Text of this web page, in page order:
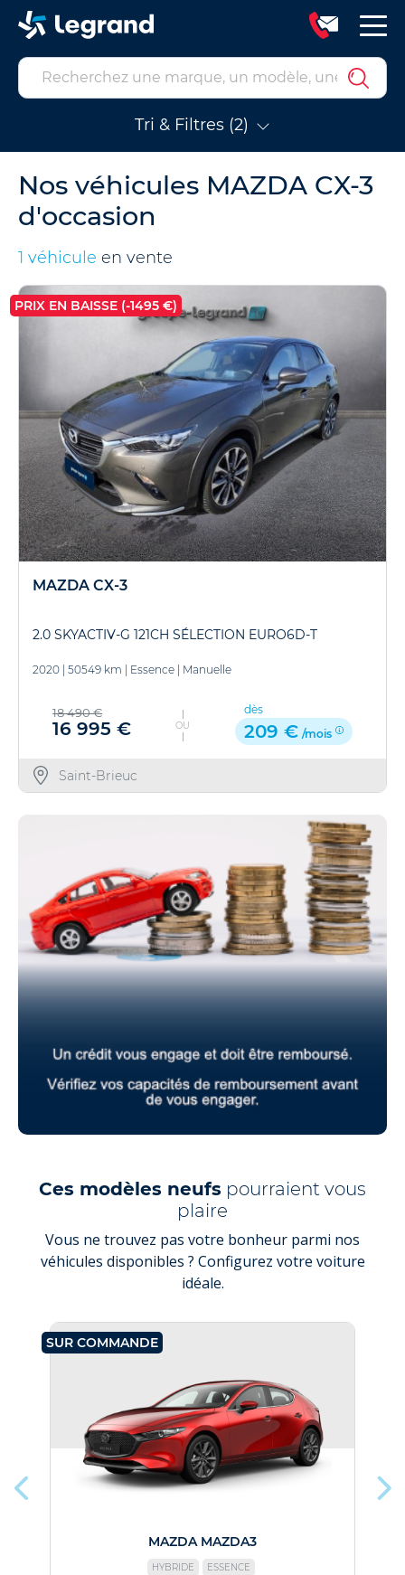
Tri & Filtres (2)
Nos véhicules MAZDA CX-3
d'occasion
1 véhicule en vente
PRIX EN BAISSE (-1495 €)
MAZDA CX-3
2.0 SKYACTIV-G 121CH SÉLECTION EURO6D-T
2020 | 50549 km | Essence | Manuelle
18 490 €
16 995 € OU
dès
209 € /mois
Saint-Brieuc
Ces modèles neufs pourraient vous
plaire
Vous ne trouvez pas votre bonheur parmi nos
véhicules disponibles ? Configurez votre voiture
idéale.
SUR COMMANDE
MAZDA MAZDA3
HYBRIDE ESSENCE